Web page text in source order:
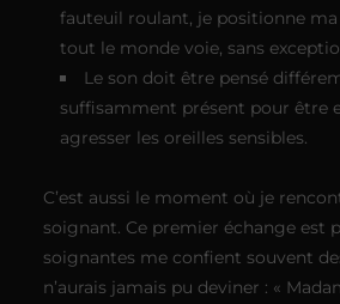
fauteuil roulant, je positionne
tout le monde voie, sans
Le son doit être pensé
suffisamment présent pour être
agresser les oreilles sensibles.
C’est aussi le moment où je
soignant. Ce premier échange est
soignantes me confient souvent
n’aurais jamais pu deviner : «